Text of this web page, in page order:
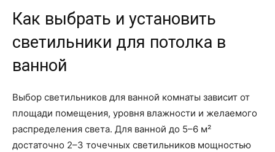
Как выбрать и установить
светильники для потолка в
ванной
Выбор светильников для ванной комнаты зависит от
площади помещения, уровня влажности и желаемого
распределения света. Для ванной до 5–6 м²
достаточно 2–3 точечных светильников мощностью